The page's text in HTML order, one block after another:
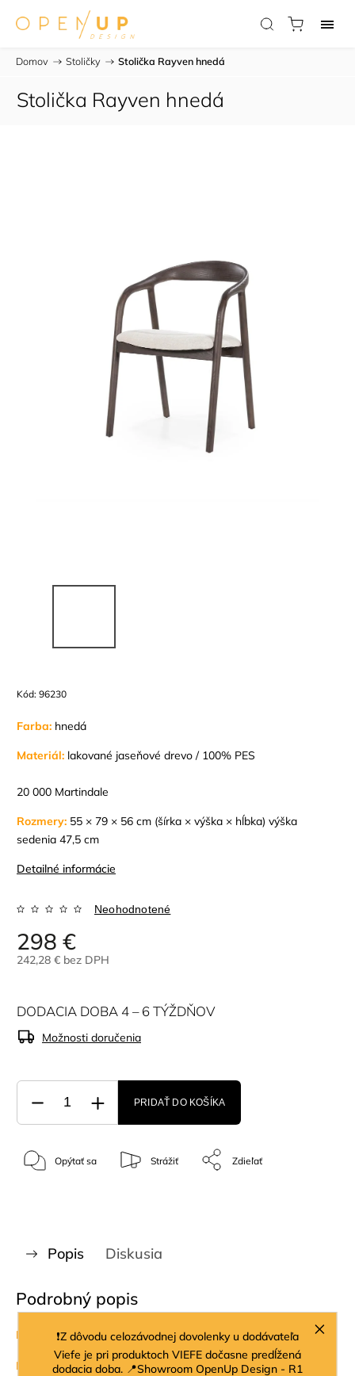
❗Z dôvodu celozávodnej dovolenky u dodávateľa
Viefe je pri produktoch VIEFE dočasne predĺžená
dodacia doba. 📍Showroom OpenUp Design - R1
Domov / Stoličky / Stolička Rayven hnedá
Stolička Rayven hnedá
Kód: 96230
Farba: hnedá
Materiál: lakované jaseňové drevo / 100% PES
20 000 Martindale
Rozmery: 55 × 79 × 56 cm (šírka × výška × hĺbka) výška
sedenia 47,5 cm
Detailné informácie
Neohodnotené
298 €
242,28 € bez DPH
DODACIA DOBA 4 – 6 TÝŽDŇOV
Možnosti doručenia
PRIDAŤ DO KOŠÍKA
Opýtať sa Strážiť Zdieľať
Popis Diskusia
Podrobný popis
Farba: hnedá
Materiál:lakované jaseňové drevo / 100% PES